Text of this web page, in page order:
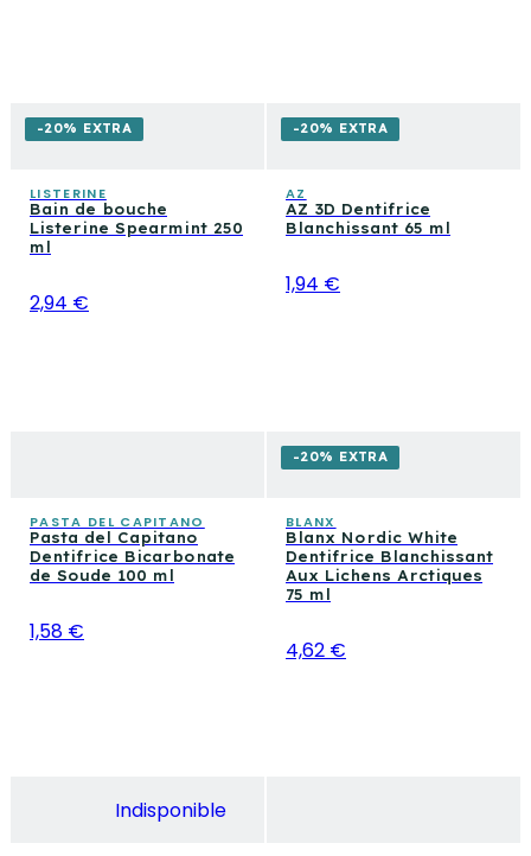
-20% EXTRA
LISTERINE
Bain de bouche
Listerine Spearmint 250
ml
2,94 €
-20% EXTRA
AZ
AZ 3D Dentifrice
Blanchissant 65 ml
1,94 €
PASTA DEL CAPITANO
Pasta del Capitano
Dentifrice Bicarbonate
de Soude 100 ml
1,58 €
-20% EXTRA
BLANX
Blanx Nordic White
Dentifrice Blanchissant
Aux Lichens Arctiques
75 ml
4,62 €
Indisponible